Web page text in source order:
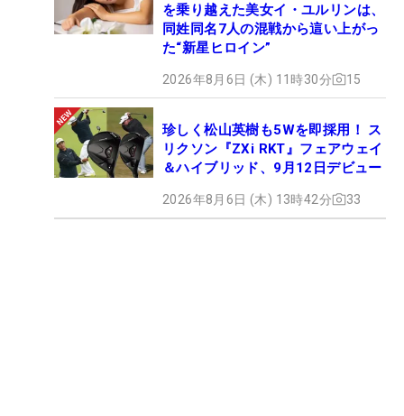
を乗り越えた美女イ・ユルリンは、
同姓同名7人の混戦から這い上がっ
た“新星ヒロイン”
2026年8月6日 (木) 11時30分 15
珍しく松山英樹も5Wを即採用！ ス
リクソン『ZXi RKT』フェアウェイ
＆ハイブリッド、9月12日デビュー
2026年8月6日 (木) 13時42分 33